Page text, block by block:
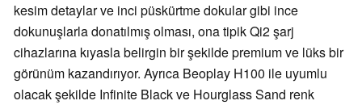
kesim detaylar ve inci püskürtme dokular gibi ince
dokunuşlarla donatılmış olması, ona tipik Qi2 şarj
cihazlarına kıyasla belirgin bir şekilde premium ve lüks bir
görünüm kazandırıyor. Ayrıca Beoplay H100 ile uyumlu
olacak şekilde Infinite Black ve Hourglass Sand renk